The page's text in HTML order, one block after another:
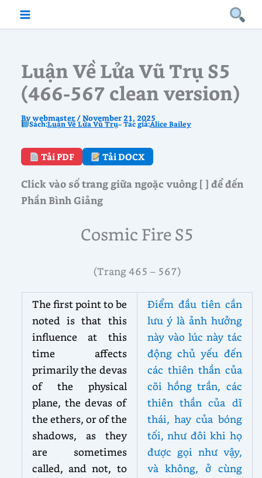
Luận Về Lửa Vũ Trụ S5
(466-567 clean version)
Bywebmaster/November 21, 2025
Sách:Luận Về Lửa Vũ Trụ– Tác giả:Alice Bailey
Tải PDF Tải DOCX
Click vào số trang giữa ngoặc vuông [ ] để đến
Phần Bình Giảng
Cosmic Fire S5
(Trang 465 – 567)
The first point to be
noted is that this
influence at this
time affects
primarily the devas
of the physical
plane, the devas of
the ethers, or of the
shadows, as they
are sometimes
called, andnot, to
Điểm đầu tiên cần
lưu ý là ảnh hưởng
này vào lúc này tác
động chủ yếu đến
các thiên thần của
cõi hồng trần, các
thiên thần của dĩ
thái, hay của bóng
tối, như đôi khi họ
được gọi như vậy,
và không, ở cùng